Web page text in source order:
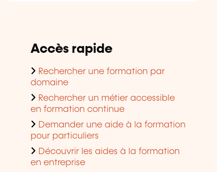
Accès rapide
Rechercher une formation par
domaine
Rechercher un métier accessible
en formation continue
Demander une aide à la formation
pour particuliers
Découvrir les aides à la formation
en entreprise